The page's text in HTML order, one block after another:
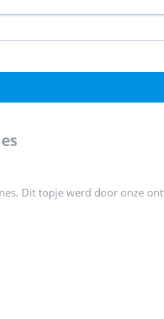
Dit topje werd door onze